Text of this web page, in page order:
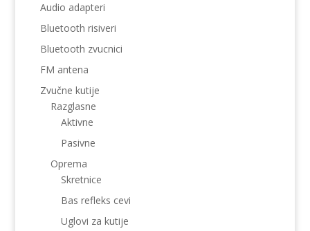
Audio adapteri
Bluetooth risiveri
Bluetooth zvucnici
FM antena
Zvučne kutije
Razglasne
Aktivne
Pasivne
Oprema
Skretnice
Bas refleks cevi
Uglovi za kutije